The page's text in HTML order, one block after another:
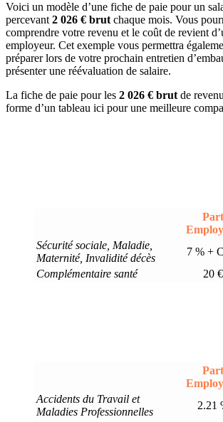
Voici un modèle d’une fiche de paie pour un
percevant 2 026 € brut chaque mois. Vous
comprendre votre revenu et le coût de revient
employeur. Cet exemple vous permettra
préparer lors de votre prochain entretien
présenter une réévaluation de salaire.
La fiche de paie pour les 2 026 € brut de
forme d’un tableau ici pour une meilleure
Part
Sécurité sociale, Maladie,
Maternité, Invalidité décès
7 % +
Complémentaire santé
20 €
Part
Accidents du Travail et
Maladies Professionnelles
2.21